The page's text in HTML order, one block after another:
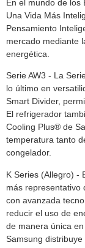
En el mundo de los
Una Vida Más
Pensamiento
mercado mediante
energética.
Serie AW3 - La
lo último en
Smart Divider,
El refrigerador
Cooling Plus® de
temperatura tanto
congelador.
K Series (Allegro) -
más representativo
con avanzada
reducir el uso de
de manera única
Samsung